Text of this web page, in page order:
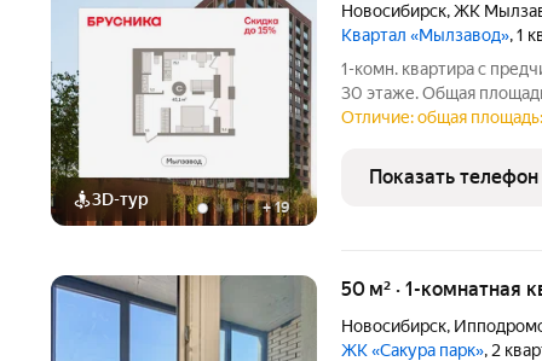
3D-тур +19
Новосибирск,ЖК
Квартал «Мылзавод», 1
1-комн. квартира с
30 этаже. Общая
кухни: 6.47 кв.м. Высота
Отличие: общая
Показать телефон
50 м² · 1-комнатная
Новосибирск,
ЖК «Сакура парк», 2